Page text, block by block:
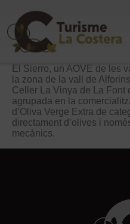
El Sierro, un AOVE de les
la zona de la vall de
Celler La Vinya de La Font
agrupada en la
d’Oliva Verge Extra de
directament d’olives i
mecànics.